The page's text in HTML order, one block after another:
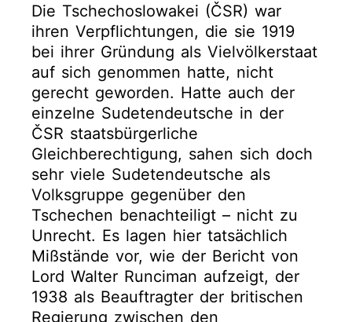
Die Tschechoslowakei (ČSR) war
ihren Verpflichtungen, die sie 1919
bei ihrer Gründung als Vielvölkerstaat
auf sich genommen hatte, nicht
gerecht geworden. Hatte auch der
einzelne Sudetendeutsche in der
ČSR staatsbürgerliche
Gleichberechtigung, sahen sich doch
sehr viele Sudetendeutsche als
Volksgruppe gegenüber den
Tschechen benachteiligt – nicht zu
Unrecht. Es lagen hier tatsächlich
Mißstände vor, wie der Bericht von
Lord Walter Runciman aufzeigt, der
1938 als Beauftragter der britischen
Regierung zwischen den